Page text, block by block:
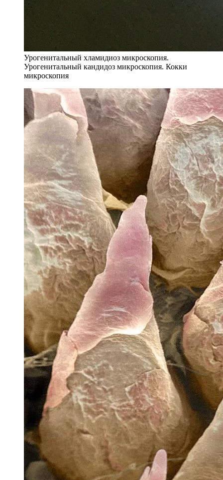
Урогенитальный хламидиоз микроскопия.
Урогенитальный кандидоз микроскопия. Кокки
микроскопия